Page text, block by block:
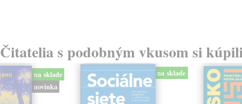
Čitatelia s podobným vkusom si
na sklade
novinka
na sklade